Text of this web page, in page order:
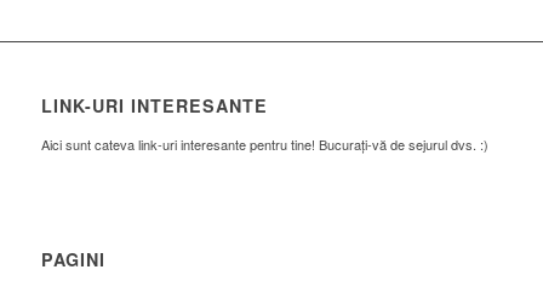
LINK-URI INTERESANTE
Aici sunt cateva link-uri interesante pentru tine! Bucurați-vă de sejurul dvs. :)
PAGINI